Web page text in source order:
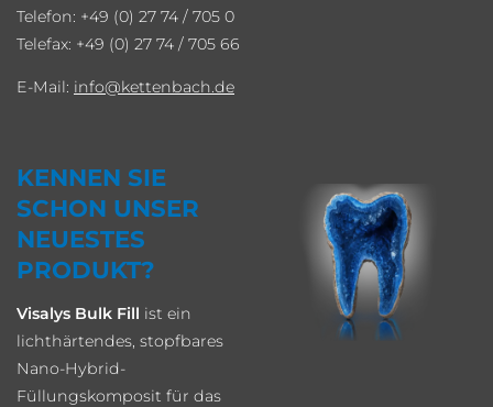
Telefon: +49 (0) 27 74 / 705 0
Telefax: +49 (0) 27 74 / 705 66
E-Mail: info kettenbach.de
KENNEN SIE
SCHON UNSER
NEUESTES
PRODUKT?
Visalys Bulk Fill ist ein
lichthärtendes, stopfbares
Nano-Hybrid-
Füllungskomposit für das